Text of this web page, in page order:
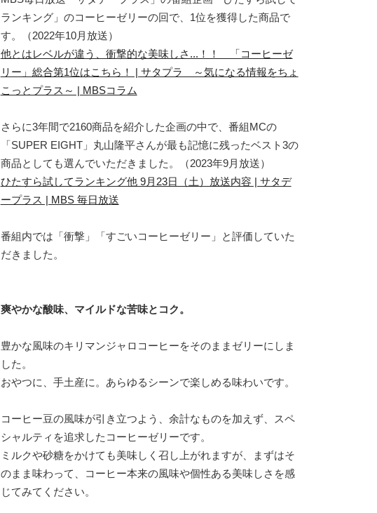
ランキング」のコーヒーゼリーの回で、1位を獲得した商品で
す。（2022年10月放送）
他とはレベルが違う、衝撃的な美味しさ...！！ 「コーヒーゼ
リー」総合第1位はこちら！ | サタプラ ～気になる情報をちょ
こっとプラス～ | MBSコラム
さらに3年間で2160商品を紹介した企画の中で、番組MCの
「SUPER EIGHT」丸山隆平さんが最も記憶に残ったベスト3の
商品としても選んでいただきました。（2023年9月放送）
ひたすら試してランキング他 9月23日（土）放送内容 | サタデ
ープラス | MBS 毎日放送
番組内では「衝撃」「すごいコーヒーゼリー」と評価していた
だきました。
爽やかな酸味、マイルドな苦味とコク。
豊かな風味のキリマンジャロコーヒーをそのままゼリーにしま
した。
おやつに、手土産に。あらゆるシーンで楽しめる味わいです。
コーヒー豆の風味が引き立つよう、余計なものを加えず、スペ
シャルティを追求したコーヒーゼリーです。
ミルクや砂糖をかけても美味しく召し上がれますが、まずはそ
のまま味わって、コーヒー本来の風味や個性ある美味しさを感
じてみてください。